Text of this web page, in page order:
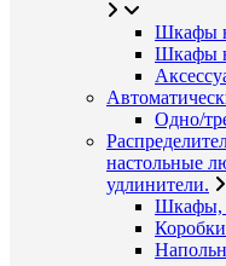
Шкафы
Шкафы
Одно/
настольные
удлинители.
Шкафы,